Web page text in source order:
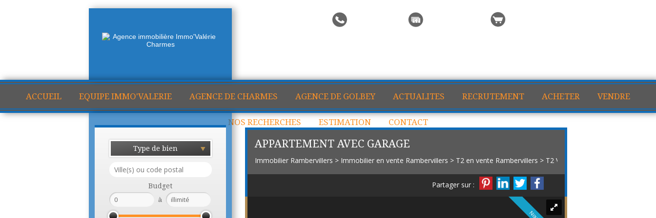
ACCUEIL EQUIPE IMMO'VALERIE AGENCE DE CHARMES AGENCE DE GOLBEY ACTUALITES RECRUTEMENT ACHETER VENDRE
NOS RECHERCHES ESTIMATION CONTACT
Type de bien
Budget
à
APPARTEMENT AVEC GARAGE
Immobilier Rambervillers > Immobilier en vente Rambervillers > T2 en vente Rambervillers > T2 VA1999
Partager sur :